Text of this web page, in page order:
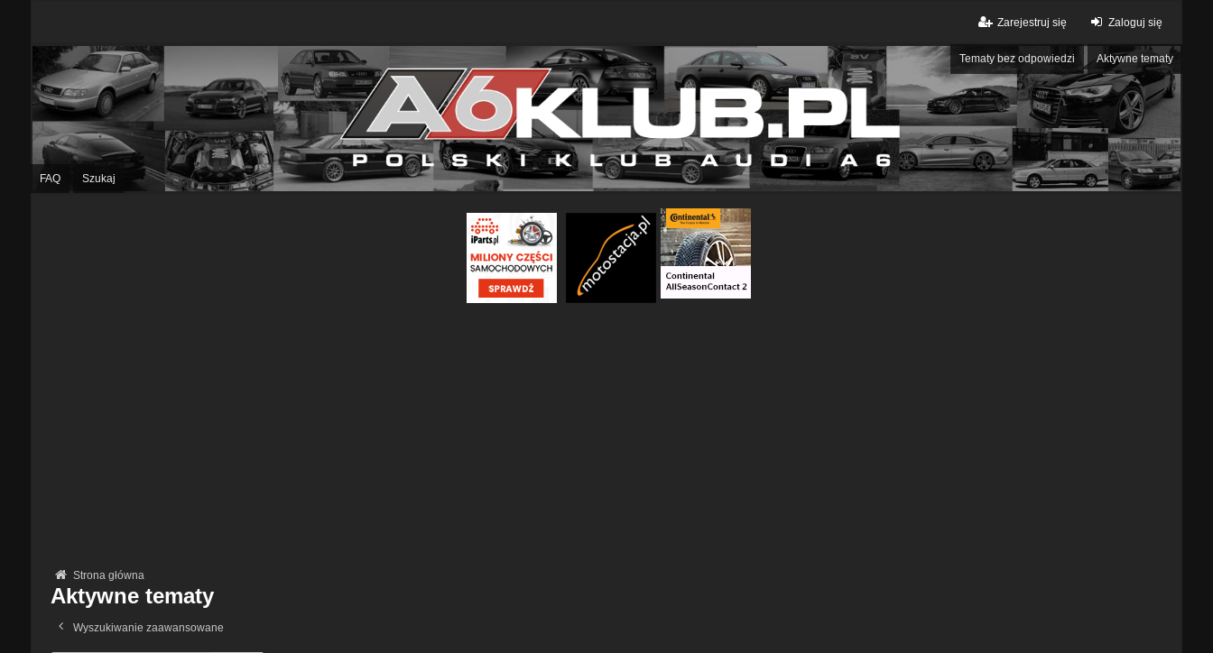
Zaloguj się
Zarejestruj się
Tematy bez odpowiedzi Aktywne tematy
FAQ Szukaj
Strona główna
Aktywne tematy
Wyszukiwanie zaawansowane